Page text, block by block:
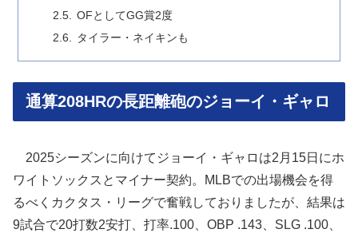
OFとしてGG賞2度
タイラー・ネイキンも
通算208HRの長距離砲のジョーイ・ギャロ
2025シーズンに向けてジョーイ・ギャロは2月15日にホ
ワイトソックスとマイナー契約。MLBでの出場機会を得
るべくカクタス・リーグで奮戦しておりましたが、結果は
9試合で20打数2安打、打率.100、OBP .143、SLG .100、